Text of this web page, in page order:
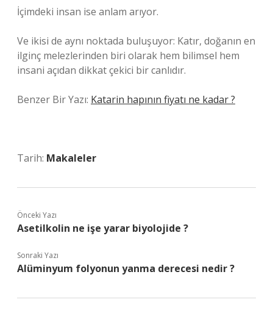
İçimdeki insan ise anlam arıyor.
Ve ikisi de aynı noktada buluşuyor: Katır, doğanın en
ilginç melezlerinden biri olarak hem bilimsel hem
insani açıdan dikkat çekici bir canlıdır.
Benzer Bir Yazı: Katarin hapının fiyatı ne kadar ?
Tarih: Makaleler
Önceki Yazı
Asetilkolin ne işe yarar biyolojide ?
Sonraki Yazı
Alüminyum folyonun yanma derecesi nedir ?